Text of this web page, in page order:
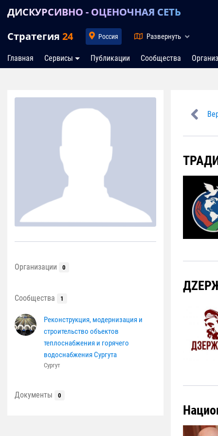
ДИСКУРСИВНО - ОЦЕНОЧНАЯ СЕТЬ
Стратегия 24 Россия Развернуть
Главная Сервисы Публикации Сообщества
Организации 0
Сообщества 1
Реконструкция, модернизация и
строительство объектов
теплоснабжения и горячего
водоснабжения Сургута
Сургут
Документы 0